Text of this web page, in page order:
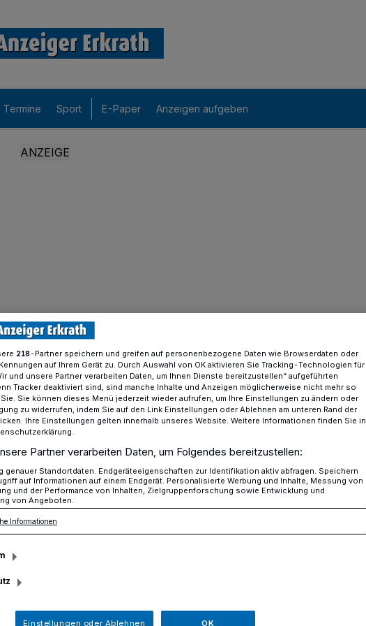
Termine Sport E-Paper Anzeigen aufgeben
bastelt Einwurfboxen zur Jugendbefragung
Recht an Mitbestimmung beschäftigen
bastelt
zur
können interessierte Mädchen und
und 18 Jahren bei der Kinder- und
mitmachen.
218-Partner speichern und greifen auf personenbezogene Daten wie Browserdaten oder
auf Ihrem Gerät zu. Durch Auswahl von OK aktivieren Sie Tracking-Technologien für
und unsere Partner verarbeiten Daten, um Ihnen Dienste bereitzustellen“ aufgeführten
Tracker deaktiviert sind, sind manche Inhalte und Anzeigen möglicherweise nicht mehr so
Sie können dieses Menü jederzeit wieder aufrufen, um Ihre Einstellungen zu ändern oder
zu widerrufen, indem Sie auf den Link Einstellungen oder Ablehnen am unteren Rand der
Ihre Einstellungen gelten innerhalb unseres Website. Weitere Informationen finden Sie in
Partner verarbeiten Daten, um Folgendes bereitzustellen:
genauer Standortdaten. Endgeräteeigenschaften zur Identifikation aktiv abfragen. Speichern
auf Informationen auf einem Endgerät. Personalisierte Werbung und Inhalte, Messung von
und der Performance von Inhalten, Zielgruppenforschung sowie Entwicklung und
von Angeboten.
Informationen
Einstellungen oder Ablehnen OK